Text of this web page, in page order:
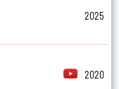
2025
2020